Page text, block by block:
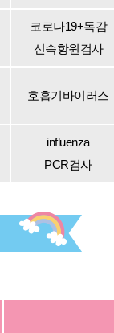
코로나19+독감
신속항원검사
호흡기바이러스
influenza
PCR검사